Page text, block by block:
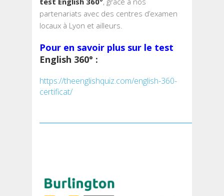
partenariats avec des centres d’examen
locaux à Lyon et ailleurs.
Pour en savoir plus sur le test
English 360° :
https://theenglishquiz.com/english-360-
certificat/